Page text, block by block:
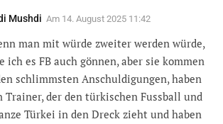
Mushdi Am 14. August 2025 11:42
man mit würde zweiter werden würde,
ich es FB auch gönnen, aber sie kommen
schlimmsten Anschuldigungen, haben
Trainer, der den türkischen Fussball und
Türkei in den Dreck zieht und haben